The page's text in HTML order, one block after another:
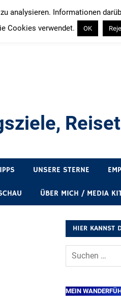
UNSERE STERNE
ÜBER MICH / MEDIA
HIER KANNST
MEIN
analysieren. Informationen
Cookies verwendet.
OK